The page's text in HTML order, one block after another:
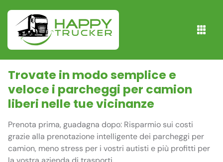
Trovate in modo semplice e
veloce i parcheggi per camion
liberi nelle tue vicinanze
Prenota prima, guadagna dopo: Risparmio sui costi
grazie alla prenotazione intelligente dei parcheggi per
camion, meno stress per i vostri autisti e più profitti per